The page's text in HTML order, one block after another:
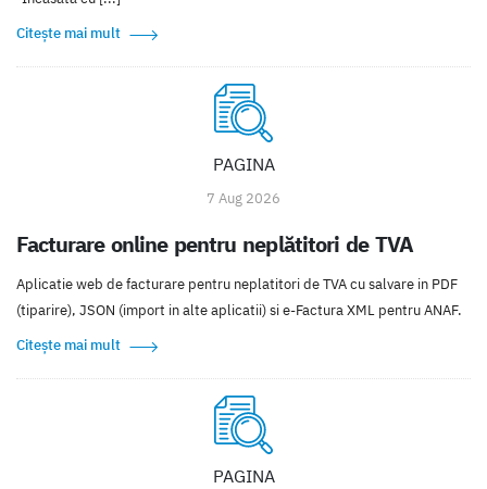
Citește mai mult
PAGINA
7 Aug 2026
Facturare online pentru neplătitori de TVA
Aplicatie web de facturare pentru neplatitori de TVA cu salvare in PDF
(tiparire), JSON (import in alte aplicatii) si e-Factura XML pentru ANAF.
Citește mai mult
PAGINA